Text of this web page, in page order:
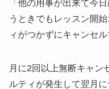
「他の用事が出来て今
うときでもレッスン開
ィがつかずにキャンセル
月に2回以上無断キャン
ルティが発生して翌月